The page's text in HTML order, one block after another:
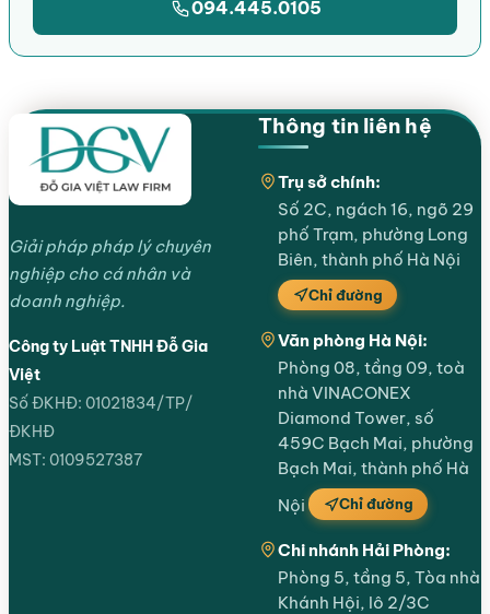
094.445.0105
Giải pháp pháp lý chuyên
nghiệp cho cá nhân và
doanh nghiệp.
Công ty Luật TNHH Đỗ Gia
Việt
Số ĐKHĐ: 01021834/TP/
ĐKHĐ
MST: 0109527387
Thông tin liên hệ
Trụ sở chính:
Số 2C, ngách 16, ngõ 29
phố Trạm, phường Long
Biên, thành phố Hà Nội
Chỉ đường
Văn phòng Hà Nội:
Phòng 08, tầng 09, toà
nhà VINACONEX
Diamond Tower, số
459C Bạch Mai, phường
Bạch Mai, thành phố Hà
Nội
Chỉ đường
Chi nhánh Hải Phòng:
Phòng 5, tầng 5, Tòa nhà
Khánh Hội, lô 2/3C